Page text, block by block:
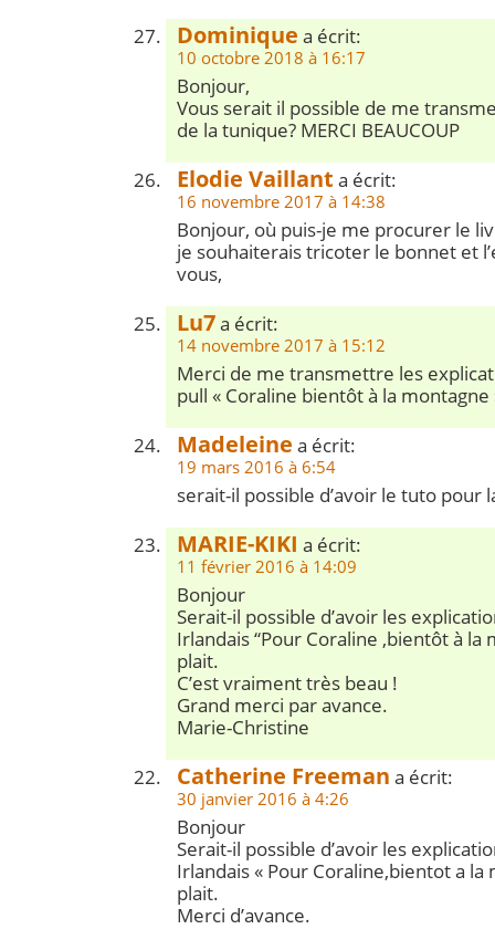
Dominique a écrit:
10 octobre 2018 à 16:17
Bonjour,
Vous serait il possible de me
de la tunique? MERCI BEAUCOUP
Elodie Vaillant a écrit:
16 novembre 2017 à 14:38
Bonjour, où puis-je me procurer le
je souhaiterais tricoter le bonnet et
vous,
Lu7a écrit:
14 novembre 2017 à 15:12
Merci de me transmettre les
pull « Coraline bientôt à la montagne
Madeleine a écrit:
19 mars 2016 à 6:54
serait-il possible d’avoir le tuto pour
MARIE-KIKI a écrit:
11 février 2016 à 14:09
Bonjour
Serait-il possible d’avoir les
Irlandais “Pour Coraline ,bientôt à la
plait.
C’est vraiment très beau !
Grand merci par avance.
Marie-Christine
Catherine Freeman a écrit:
30 janvier 2016 à 4:26
Bonjour
Serait-il possible d’avoir les
Irlandais « Pour Coraline,bientot a la
plait.
Merci d’avance.